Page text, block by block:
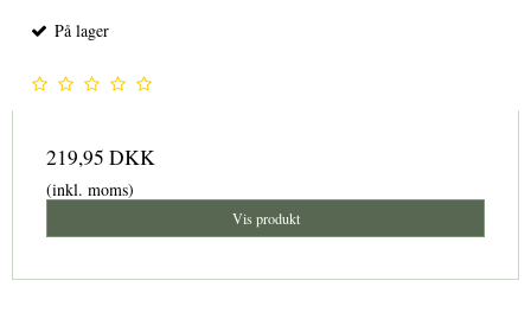
På lager
219,95 DKK
(inkl. moms)
Vis produkt